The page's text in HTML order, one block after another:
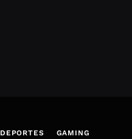
DEPORTES GAMING